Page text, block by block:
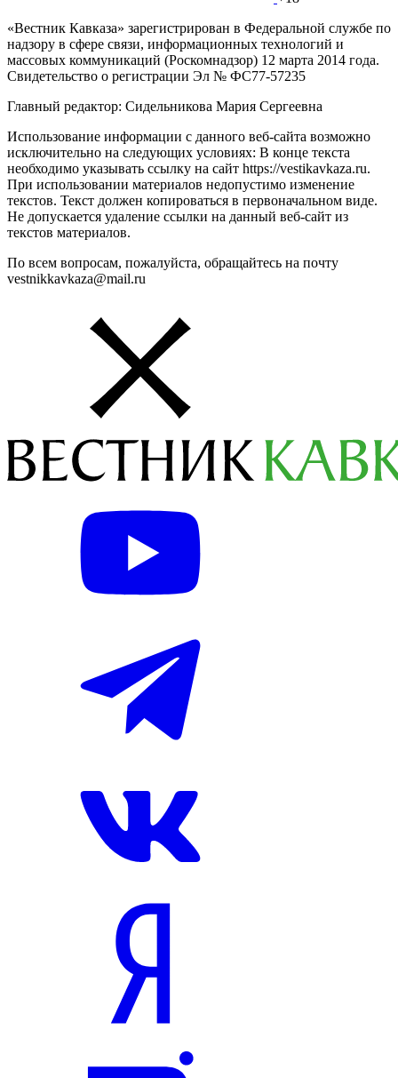
«Вестник Кавказа» зарегистрирован в Федеральной службе по
надзору в сфере связи, информационных технологий и
массовых коммуникаций (Роскомнадзор) 12 марта 2014 года.
Свидетельство о регистрации Эл № ФС77-57235
Главный редактор: Сидельникова Мария Сергеевна
Использование информации с данного веб-сайта возможно
исключительно на следующих условиях: В конце текста
необходимо указывать ссылку на сайт https://vestikavkaza.ru.
При использовании материалов недопустимо изменение
текстов. Текст должен копироваться в первоначальном виде.
Не допускается удаление ссылки на данный веб-сайт из
текстов материалов.
По всем вопросам, пожалуйста, обращайтесь на почту
vestnikkavkaza@mail.ru